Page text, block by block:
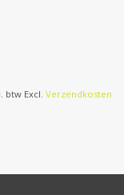
btw Excl. Verzendkosten